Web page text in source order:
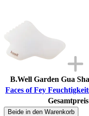
B.Well Garden Gua
Faces of Fey
Beide in den Warenkorb